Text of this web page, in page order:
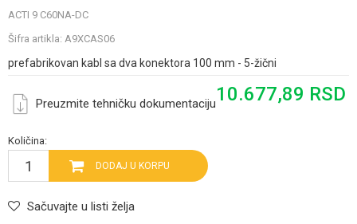
ACTI 9 C60NA-DC
Šifra artikla: A9XCAS06
prefabrikovan kabl sa dva konektora 100 mm - 5-žični
Preuzmite tehničku dokumentaciju10.677,89 RSD
Količina:
DODAJ U KORPU
Sačuvajte u listi želja